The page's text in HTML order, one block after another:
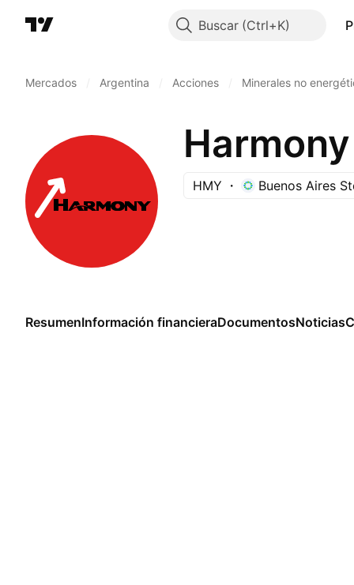
Buscar
Mercados Argentina Acciones Minerales no
HMY Buenos Aires
ResumenInformación financieraDocumentosNoticias